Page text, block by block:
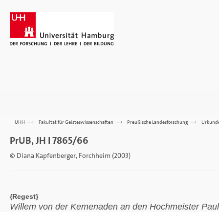
UHH >>> Fakultät für Geisteswissenschaften >>> Preußische Landesforschung >>>
PrUB, JH I 7865/66
© Diana Kapfenberger, Forchheim (2003)
{Regest}
Willem von der Kemenaden an den Hochmeister